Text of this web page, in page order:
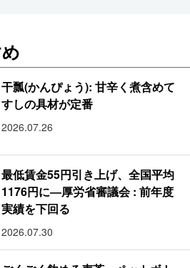
干瓢(かんぴょう): 甘辛く煮含めて
すしの具材が定番
2026.07.26
最低賃金55円引き上げ、全国平均
1176円に―厚労省審議会 : 前年度
実績を下回る
2026.07.30